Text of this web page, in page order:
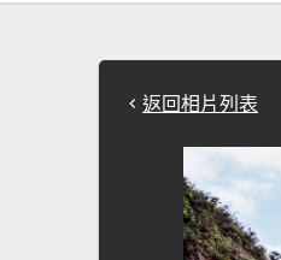
返回相片列表